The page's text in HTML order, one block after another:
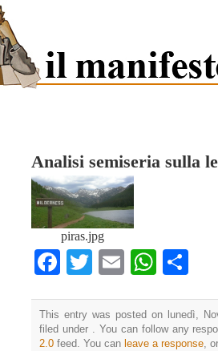
Analisi semiseria sulla
piras.jpg
Facebook
TwitterEmail
This entry was posted on lunedì,
filed under . You can follow any
2.0 feed. You can leave a response,